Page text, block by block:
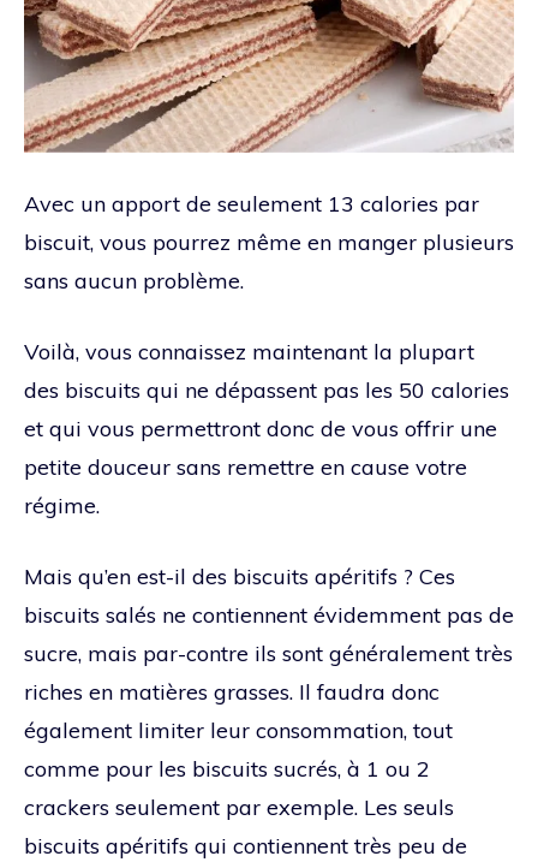
Avec un apport de seulement 13 calories par
biscuit, vous pourrez même en manger plusieurs
sans aucun problème.
Voilà, vous connaissez maintenant la plupart
des biscuits qui ne dépassent pas les 50 calories
et qui vous permettront donc de vous offrir une
petite douceur sans remettre en cause votre
régime.
Mais qu’en est-il des biscuits apéritifs ? Ces
biscuits salés ne contiennent évidemment pas de
sucre, mais par-contre ils sont généralement très
riches en matières grasses. Il faudra donc
également limiter leur consommation, tout
comme pour les biscuits sucrés, à 1 ou 2
crackers seulement par exemple. Les seuls
biscuits apéritifs qui contiennent très peu de